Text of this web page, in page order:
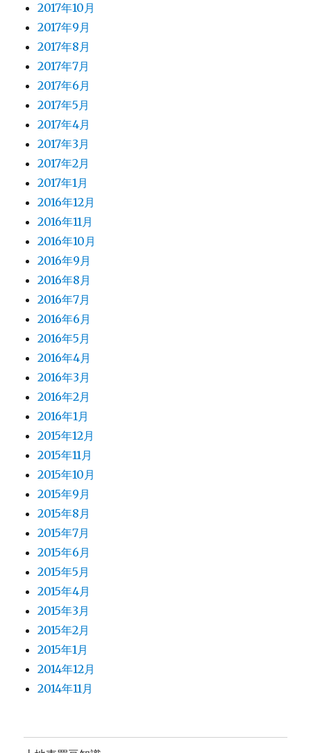
2017年10月
2017年9月
2017年8月
2017年7月
2017年6月
2017年5月
2017年4月
2017年3月
2017年2月
2017年1月
2016年12月
2016年11月
2016年10月
2016年9月
2016年8月
2016年7月
2016年6月
2016年5月
2016年4月
2016年3月
2016年2月
2016年1月
2015年12月
2015年11月
2015年10月
2015年9月
2015年8月
2015年7月
2015年6月
2015年5月
2015年4月
2015年3月
2015年2月
2015年1月
2014年12月
2014年11月